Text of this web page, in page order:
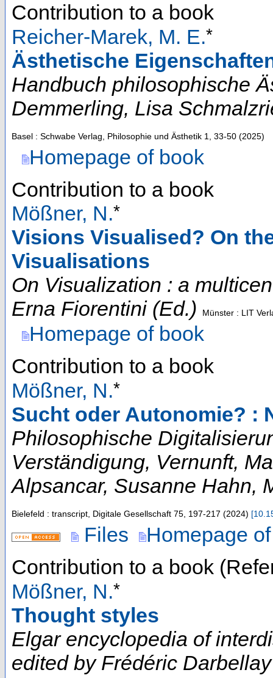
Contribution to a book
Reicher-Marek, M. E.*
Ästhetische
Handbuch philosophische
Demmerling, Lisa
Basel : Schwabe Verlag, Philosophie und Ästhetik 1 33-50 (2025)
Homepage of book
Contribution to a book
Mößner, N.*
Visions Visualised? On
Visualisations
On Visualization : a
Erna Fiorentini (Ed.)
Münster : LIT
Homepage of book
Contribution to a book
Mößner, N.*
Sucht oder Autonomie? :
Philosophische
Verständigung, Vernunft,
Alpsancar, Susanne Hahn,
Bielefeld : transcript, Digitale Gesellschaft 75 197-217 (2024) [
Files
Homepage
Contribution to a book
Mößner, N.*
Thought styles
Elgar encyclopedia of
edited by Frédéric Darbellay